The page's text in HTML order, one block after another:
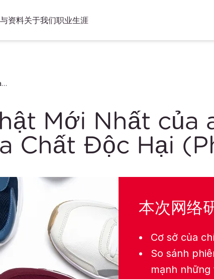
资料关于我们职业生涯
Những Cập Nhật Mới Nhất của adidas A-01 về Kiểm Soát Hóa Chất Độc Hại (Phiên Bản 23)
Mới Nhất của
Chất Độc Hại
本次网络
Cơ sở của
So sánh
mạnh